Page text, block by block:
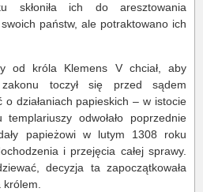
skłoniła ich do aresztowania
państw, ale potraktowano ich
od króla Klemens V chciał, aby
toczył się przed sądem
działaniach papieskich – w istocie
odwołało poprzednie
papieżowi w lutym 1308 roku
i przejęcia całej sprawy.
decyzja ta zapoczątkowała